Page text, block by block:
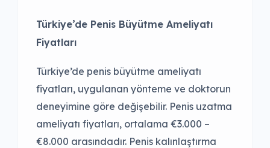
Türkiye’de Penis Büyütme Ameliyatı
Fiyatları
Türkiye’de penis büyütme ameliyatı
fiyatları, uygulanan yönteme ve doktorun
deneyimine göre değişebilir. Penis uzatma
ameliyatı fiyatları, ortalama €3.000 –
€8.000 arasındadır. Penis kalınlaştırma